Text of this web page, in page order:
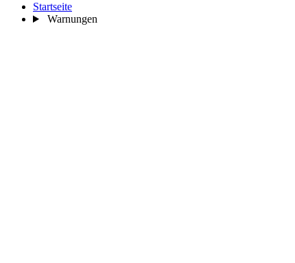
Startseite
Warnungen